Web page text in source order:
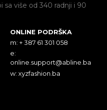
više od 340 radnji i 90
ONLINE PODRŠKA
m: + 387 61 301 058
e:
online.support@abline.ba
w: xyzfashion.ba